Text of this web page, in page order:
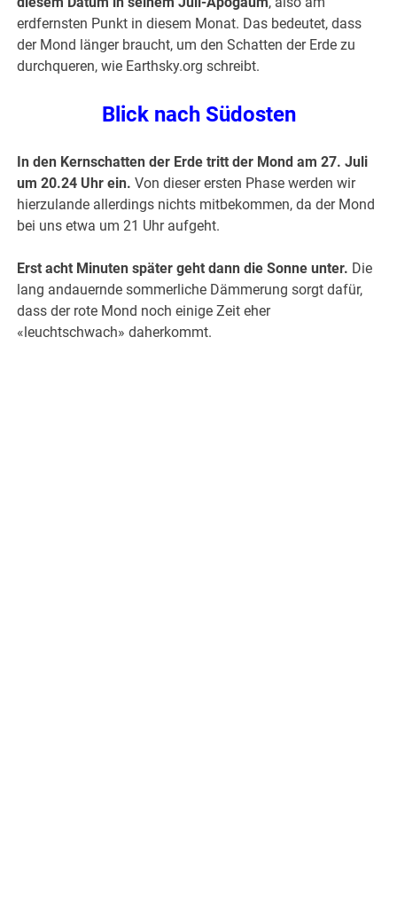
erdfernsten Punkt in diesem Monat. Das bedeutet, dass
der Mond länger braucht, um den Schatten der Erde zu
durchqueren, wie Earthsky.org schreibt.
Blick nach Südosten
In den Kernschatten der Erde tritt der Mond am 27. Juli
um 20.24 Uhr ein. Von dieser ersten Phase werden wir
hierzulande allerdings nichts mitbekommen, da der Mond
bei uns etwa um 21 Uhr aufgeht.
Erst acht Minuten später geht dann die Sonne unter. Die
lang andauernde sommerliche Dämmerung sorgt dafür,
dass der rote Mond noch einige Zeit eher
«leuchtschwach» daherkommt.